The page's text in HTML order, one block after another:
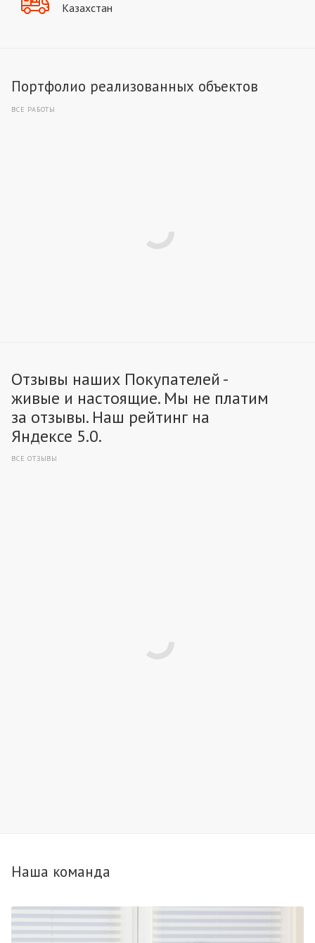
Казахстан
Портфолио реализованных объектов
ВСЕ РАБОТЫ
Отзывы наших Покупателей -
живые и настоящие. Мы не платим
за отзывы. Наш рейтинг на
Яндексе 5.0.
ВСЕ ОТЗЫВЫ
Наша команда